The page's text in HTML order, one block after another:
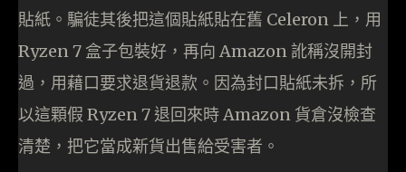
貼紙。騙徒其後把這個貼紙貼在舊 Celeron 上，用
Ryzen 7 盒子包裝好，再向 Amazon 訛稱沒開封
過，用藉口要求退貨退款。因為封口貼紙未拆，所
以這顆假 Ryzen 7 退回來時 Amazon 貨倉沒檢查
清楚，把它當成新貨出售給受害者。